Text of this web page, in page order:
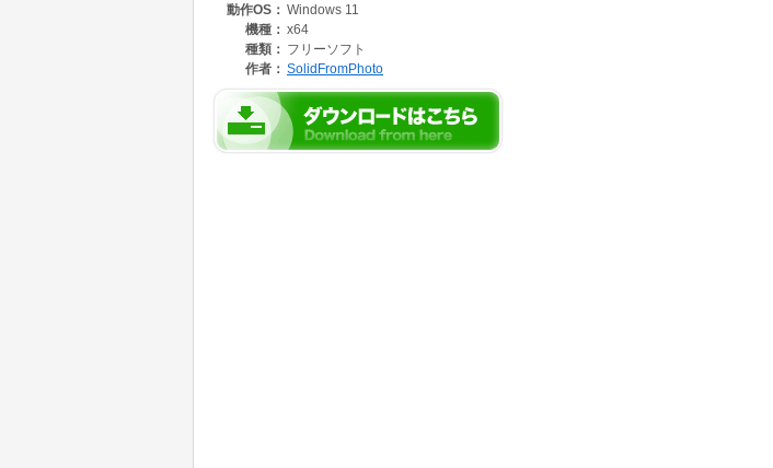
動作OS： Windows 11
機種： x64
種類： フリーソフト
作者： SolidFromPhoto